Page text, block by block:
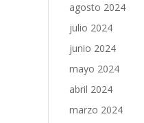
agosto 2024
julio 2024
junio 2024
mayo 2024
abril 2024
marzo 2024